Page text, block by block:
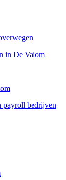
in De Valom
payroll bedrijven